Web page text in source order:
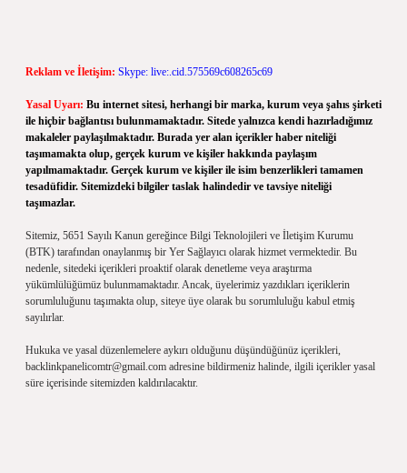
Reklam ve İletişim: Skype: live:.cid.575569c608265c69
Yasal Uyarı: Bu internet sitesi, herhangi bir marka, kurum veya şahıs şirketi
ile hiçbir bağlantısı bulunmamaktadır. Sitede yalnızca kendi hazırladığımız
makaleler paylaşılmaktadır. Burada yer alan içerikler haber niteliği
taşımamakta olup, gerçek kurum ve kişiler hakkında paylaşım
yapılmamaktadır. Gerçek kurum ve kişiler ile isim benzerlikleri tamamen
tesadüfidir. Sitemizdeki bilgiler taslak halindedir ve tavsiye niteliği
taşımazlar.
Sitemiz, 5651 Sayılı Kanun gereğince Bilgi Teknolojileri ve İletişim Kurumu
(BTK) tarafından onaylanmış bir Yer Sağlayıcı olarak hizmet vermektedir. Bu
nedenle, sitedeki içerikleri proaktif olarak denetleme veya araştırma
yükümlülüğümüz bulunmamaktadır. Ancak, üyelerimiz yazdıkları içeriklerin
sorumluluğunu taşımakta olup, siteye üye olarak bu sorumluluğu kabul etmiş
sayılırlar.
Hukuka ve yasal düzenlemelere aykırı olduğunu düşündüğünüz içerikleri,
backlinkpanelicomtr@gmail.com adresine bildirmeniz halinde, ilgili içerikler yasal
süre içerisinde sitemizden kaldırılacaktır.